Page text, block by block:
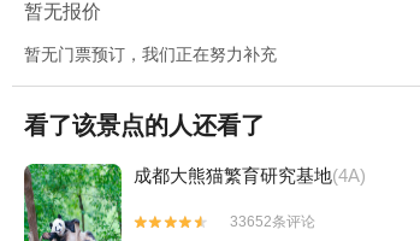
暂无报价
暂无门票预订，我们正在努力补充
看了该景点的人还看了
成都大熊猫繁育研究基地(4A)


33652条评论